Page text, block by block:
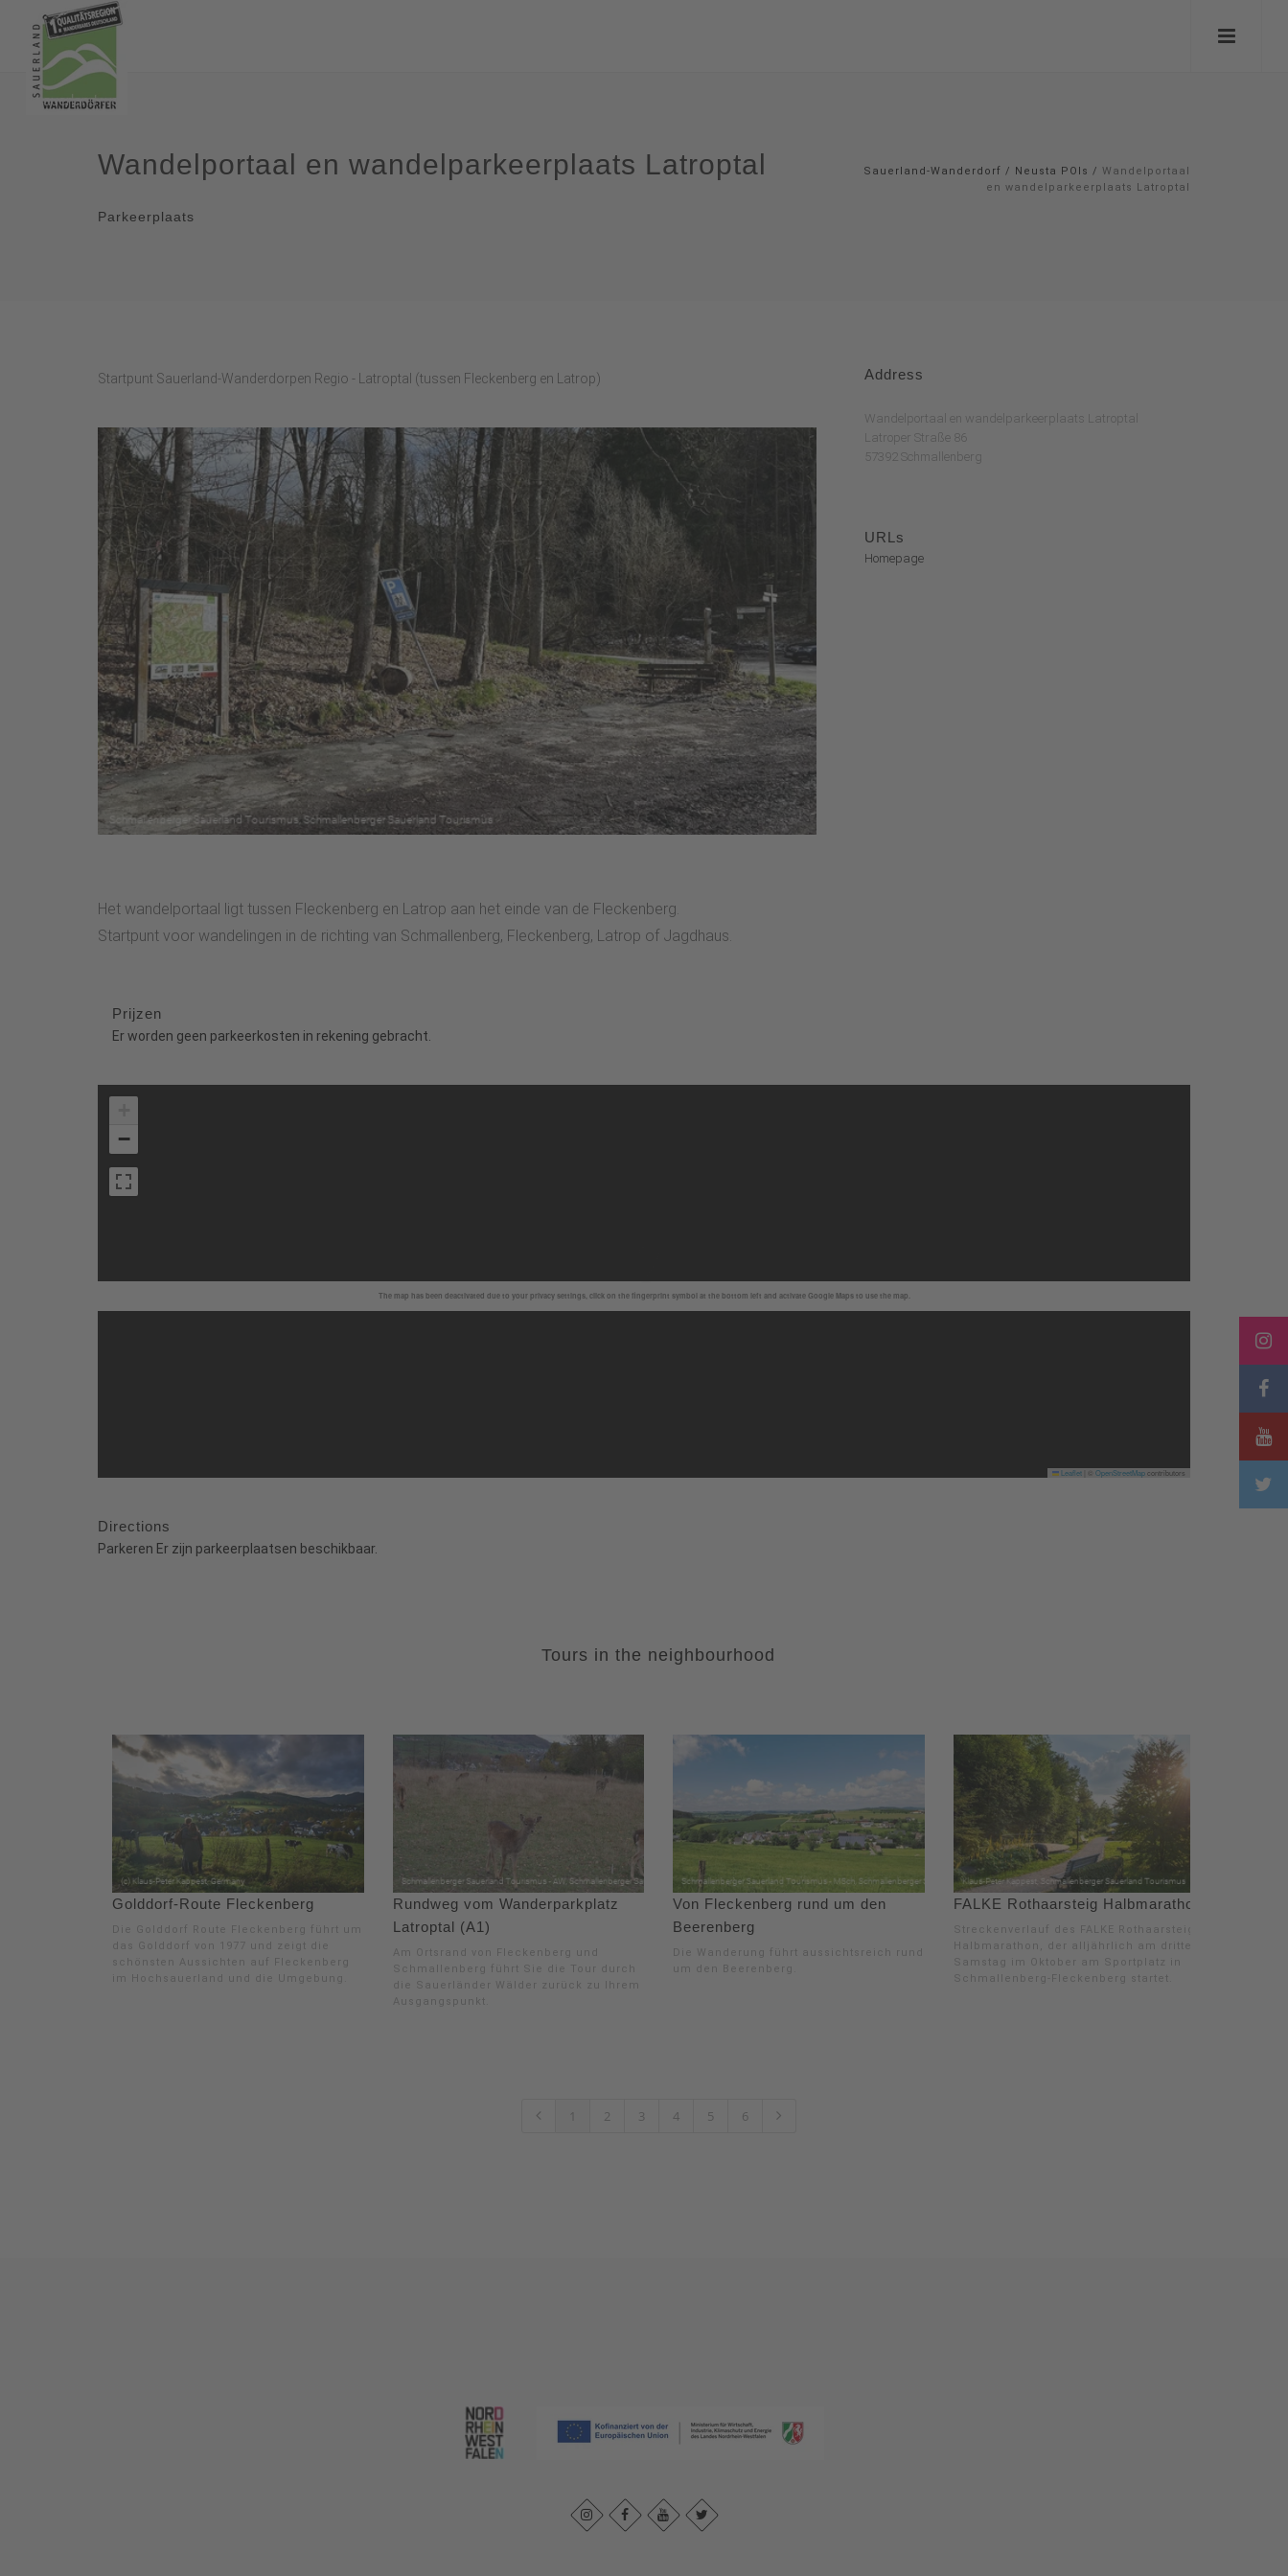
Wandelportaal en wandelparkeerplaats Latroptal
Parkeerplaats
Sauerland-Wanderdorf / Neusta POIs / Wandelportaal
en wandelparkeerplaats Latroptal
Startpunt Sauerland-Wanderdorpen Regio - Latroptal (tussen Fleckenberg en Latrop) Address
Wandelportaal en wandelparkeerplaats Latroptal
Latroper Straße 86
57392 Schmallenberg
URLs
Homepage
Het wandelportaal ligt tussen Fleckenberg en Latrop aan het einde van de Fleckenberg.
Startpunt voor wandelingen in de richting van Schmallenberg, Fleckenberg, Latrop of Jagdhaus.
Prijzen
Er worden geen parkeerkosten in rekening gebracht.
The map has been deactivated due to your privacy settings, click on the fingerprint symbol at the bottom left and activate Google Maps to use the map.
−
Leaflet OpenStreetMapcontributors
Directions
Parkeren Er zijn parkeerplaatsen beschikbaar.
Tours in the neighbourhood
Golddorf-Route Fleckenberg
Die Golddorf Route Fleckenberg führt um
das Golddorf von 1977 und zeigt die
schönsten Aussichten auf Fleckenberg
im Hochsauerland und die Umgebung.
Rundweg vom Wanderparkplatz
Latroptal (A1)
Am Ortsrand von Fleckenberg und
Schmallenberg führt Sie die Tour durch
die Sauerländer Wälder zurück zu Ihrem
Ausgangspunkt.
Von Fleckenberg rund um den
Beerenberg
Die Wanderung führt aussichtsreich rund
um den Beerenberg.
FALKE Rothaarsteig Halbmarathon
Streckenverlauf des FALKE Rothaarsteig-
Halbmarathon, der alljährlich am dritten
Samstag im Oktober am Sportplatz in
Schmallenberg-Fleckenberg startet.
1 2 3 4 5 6